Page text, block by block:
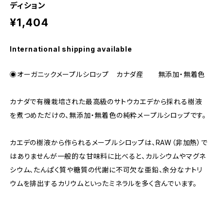
ディション
¥1,404
International shipping available
◉オーガニックメープルシロップ カナダ産 無添加・無着色
カナダで有機栽培された最高級のサトウカエデから採れる樹液
を煮つめただけの、無添加・無着色の純粋メープルシロップです。
カエデの樹液から作られるメープルシロップは、RAW（非加熱）で
はありませんが一般的な甘味料に比べると、カルシウムやマグネ
シウム、たんぱく質や糖質の代謝に不可欠な亜鉛、余分なナトリ
ウムを排出するカリウムといったミネラルを多く含んでいます。